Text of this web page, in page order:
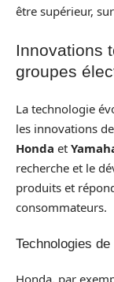
être supérieur,
Innovations
groupes
La technologie
les innovations
Honda et
recherche et le
produits et
consommateurs.
Technologies de
Honda, par